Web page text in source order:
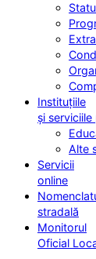
Instituțiile
și serviciile
Alte
Servicii
online
stradală
Monitorul
Oficial